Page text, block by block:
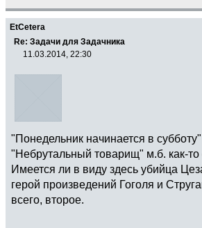
EtCetera
Re: Задачи для Задачника
11.03.2014, 22:30
"Понедельник начинается в субботу"
"Небрутальный товарищ" м.б. как-то
Имеется ли в виду здесь убийца
герой произведений Гоголя и
всего, второе.